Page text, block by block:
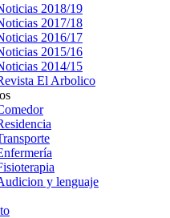
2018/19
2017/18
2016/17
2015/16
2014/15
El Arbolico
y lenguaje